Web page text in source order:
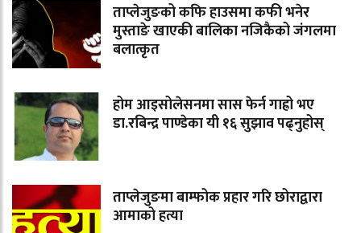
ताप्लेजुङको कफि हाउसमा कफी भनेर
मुस्ताङे खाएकी बालिका नजिकैको जंगलमा
बलात्कृत
होम आइसोलेसनमा सास फेर्न गाह्रो भए
डा.रबिन्द्र पाण्डेका यी १६ सुझाव पढ्नुहोस्
ताप्लेजुङमा बाम्फोक प्रहार गरि छोराद्वारा
आमाको हत्या